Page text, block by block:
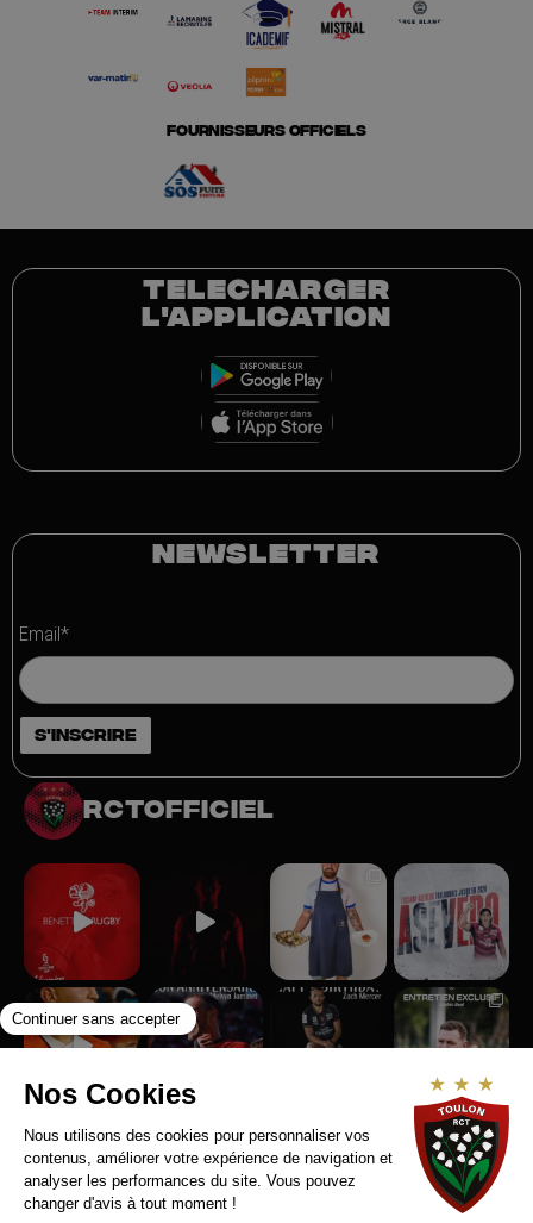
FOURNISSEURS OFFICIELS
TELECHARGER
L'APPLICATION
NEWSLETTER
Email*
rctofficiel
Suivez-nous sur Instagram
RCT RECRUTE